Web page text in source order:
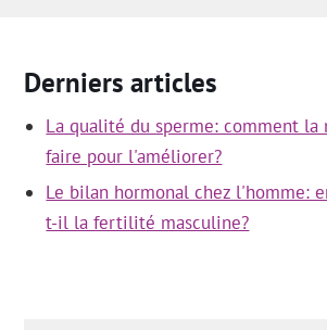
Derniers articles
La qualité du sperme: comment la
faire pour l'améliorer?
Le bilan hormonal chez l'homme:
t-il la fertilité masculine?